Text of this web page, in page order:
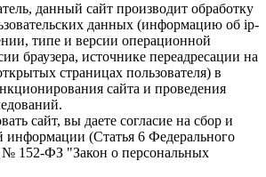
данный сайт производит обработку
данных (информацию об ip-
типе и версии операционной
браузера, источнике переадресации на
страницах пользователя) в
сайта и проведения
сайт, вы даете согласие на сбор и
информации (Статья 6 Федерального
№ 152-ФЗ "Закон о персональных